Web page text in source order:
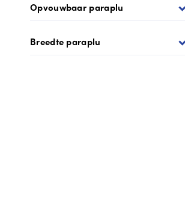
Opvouwbaar paraplu
Breedte paraplu